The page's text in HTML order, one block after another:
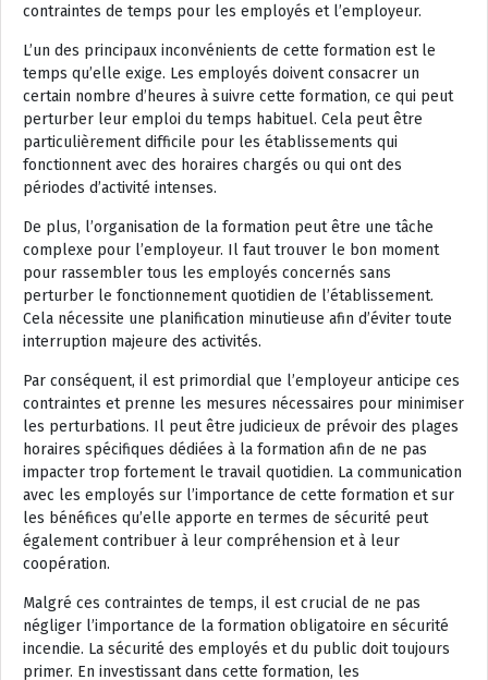
contraintes de temps pour les employés et l’employeur.
L’un des principaux inconvénients de cette formation est le
temps qu’elle exige. Les employés doivent consacrer un
certain nombre d’heures à suivre cette formation, ce qui peut
perturber leur emploi du temps habituel. Cela peut être
particulièrement difficile pour les établissements qui
fonctionnent avec des horaires chargés ou qui ont des
périodes d’activité intenses.
De plus, l’organisation de la formation peut être une tâche
complexe pour l’employeur. Il faut trouver le bon moment
pour rassembler tous les employés concernés sans
perturber le fonctionnement quotidien de l’établissement.
Cela nécessite une planification minutieuse afin d’éviter toute
interruption majeure des activités.
Par conséquent, il est primordial que l’employeur anticipe ces
contraintes et prenne les mesures nécessaires pour minimiser
les perturbations. Il peut être judicieux de prévoir des plages
horaires spécifiques dédiées à la formation afin de ne pas
impacter trop fortement le travail quotidien. La communication
avec les employés sur l’importance de cette formation et sur
les bénéfices qu’elle apporte en termes de sécurité peut
également contribuer à leur compréhension et à leur
coopération.
Malgré ces contraintes de temps, il est crucial de ne pas
négliger l’importance de la formation obligatoire en sécurité
incendie. La sécurité des employés et du public doit toujours
primer. En investissant dans cette formation, les